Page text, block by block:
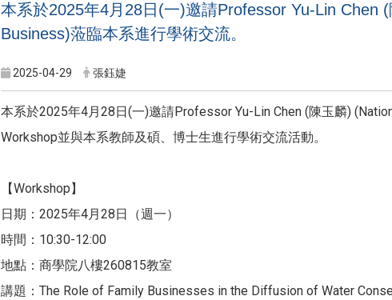
本系於2025年4月28日(一)邀請Professor Yu-Lin Chen
Business)蒞臨本系進行學術交流。
2025-04-29 張鈺婕
本系於2025年4月28日(一)邀請Professor Yu-Lin Chen (陳玉麟)
Workshop並與本系教師及碩、博士生進行學術交流活動。
【Workshop】
日期：2025年4月28日（週一）
時間：10:30-12:00
地點：商學院八樓260815教室
講題：The Role of Family Businesses in the Diffusion of Water